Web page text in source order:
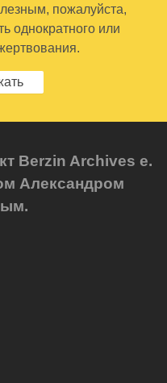
пожалуйста,
однократного или
Berzin Archives e.
Александром